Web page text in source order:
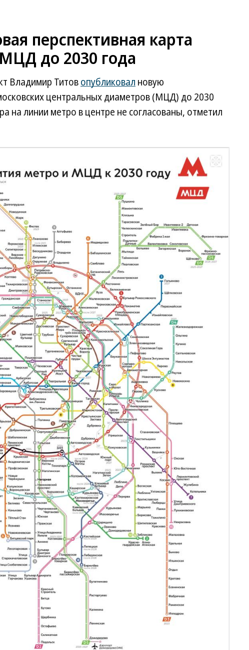
перспективная карта
до 2030 года
Владимир Титовопубликовал новую
центральных диаметров (МЦД) до 2030
на линии метро в центре не согласованы, отметил
Развернуть на весь экран